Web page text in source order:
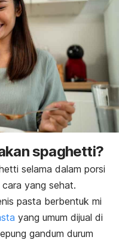
spaghetti?
selama dalam porsi
yang sehat.
pasta berbentuk mi
yang umum dijual di
gandum durum